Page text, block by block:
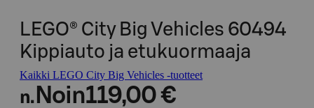
LEGO® City Big Vehicles 60494
Kippiauto ja etukuormaaja
Kaikki LEGO City Big Vehicles -tuotteet
n. Noin119,00 €